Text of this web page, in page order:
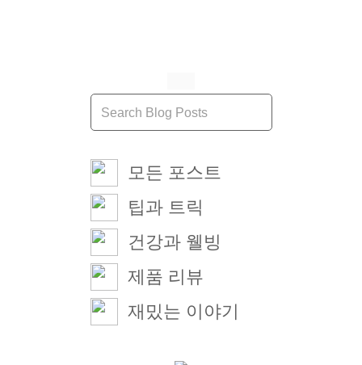
모든 포스트
팁과 트릭
건강과 웰빙
제품 리뷰
재밌는 이야기